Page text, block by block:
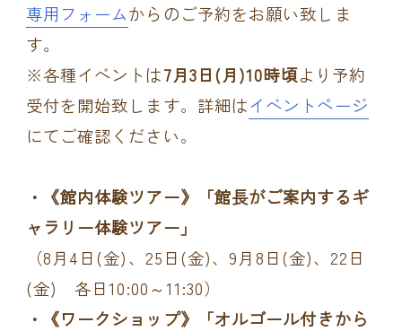
専用フォームからのご予約をお願い致しま
す。
※各種イベントは7月3日(月)10時頃より予約
受付を開始致します。詳細はイベントページ
にてご確認ください。
・《館内体験ツアー》「館長がご案内するギ
ャラリー体験ツアー」
（8月4日(金)、25日(金)、9月8日(金)、22日
(金) 各日10:00～11:30）
・《ワークショップ》「オルゴール付きから